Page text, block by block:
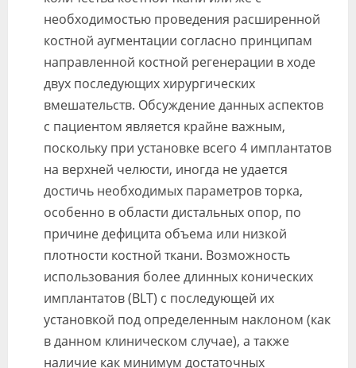
необходимостью проведения расширенной
костной аугментации согласно принципам
направленной костной регенерации в ходе
двух последующих хирургических
вмешательств. Обсуждение данных аспектов
с пациентом является крайне важным,
поскольку при установке всего 4 имплантатов
на верхней челюсти, иногда не удается
достичь необходимых параметров торка,
особенно в области дистальных опор, по
причине дефицита объема или низкой
плотности костной ткани. Возможность
использования более длинных конических
имплантатов (BLT) с последующей их
установкой под определенным наклоном (как
в данном клиническом случае), а также
наличие как минимум достаточных